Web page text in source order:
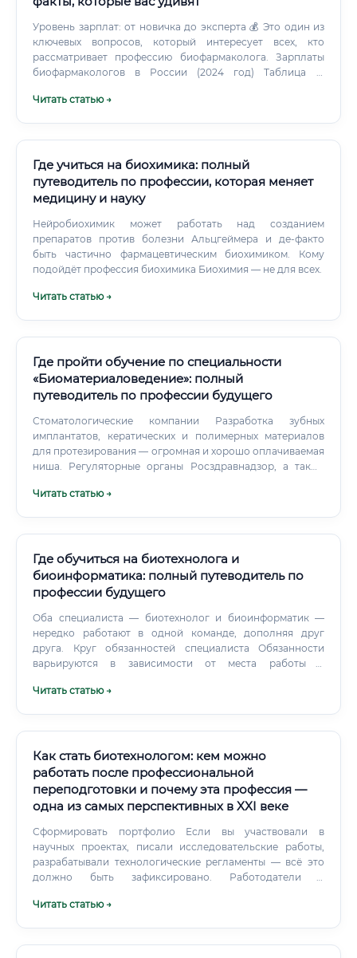
Уровень зарплат: от новичка до эксперта 💰 Это один из
ключевых вопросов, который интересует всех, кто
рассматривает профессию биофармаколога. Зарплаты
биофармакологов в России (2024 год) Таблица 2.
Таблица 3.
Читать статью →
Где учиться на биохимика: полный
путеводитель по профессии, которая меняет
медицину и науку
Нейробиохимик может работать над созданием
препаратов против болезни Альцгеймера и де-факто
быть частично фармацевтическим биохимиком. Кому
подойдёт профессия биохимика Биохимия — не для всех.
Читать статью →
Где пройти обучение по специальности
«Биоматериаловедение»: полный
путеводитель по профессии будущего
Стоматологические компании Разработка зубных
имплантатов, кератических и полимерных материалов
для протезирования — огромная и хорошо оплачиваемая
ниша. Регуляторные органы Росздравнадзор, а также
нуждаются в специалистах, которые могут оценивать
Читать статью →
Где обучиться на биотехнолога и
биоинформатика: полный путеводитель по
профессии будущего
Оба специалиста — биотехнолог и биоинформатик —
нередко работают в одной команде, дополняя друг
друга. Круг обязанностей специалиста Обязанности
варьируются в зависимости от места работы и
характерные для большинства позиций.
Читать статью →
Как стать биотехнологом: кем можно
работать после профессиональной
переподготовки и почему эта профессия —
одна из самых перспективных в XXI веке
Сформировать портфолио Если вы участвовали в
научных проектах, писали исследовательские работы,
разрабатывали технологические регламенты — всё это
должно быть зафиксировано. Работодатели в
«разработал методику», «внедрил процесс», «участвовал
Читать статью →